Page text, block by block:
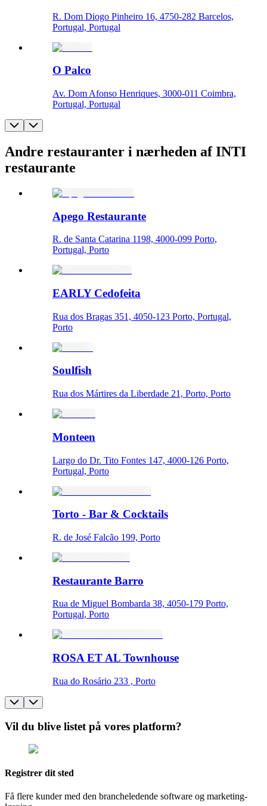
R. Dom Diogo Pinheiro 16, 4750-282 Barcelos,
Portugal, Portugal
O Palco
Av. Dom Afonso Henriques, 3000-011 Coimbra,
Portugal, Portugal
Andre restauranter i nærheden af INTI
restaurante
Apego Restaurante
R. de Santa Catarina 1198, 4000-099 Porto,
Portugal, Porto
EARLY Cedofeita
Rua dos Bragas 351, 4050-123 Porto, Portugal,
Porto
Soulfish
Rua dos Mártires da Liberdade 21, Porto, Porto
Monteen
Largo do Dr. Tito Fontes 147, 4000-126 Porto,
Portugal, Porto
Torto - Bar & Cocktails
R. de José Falcão 199, Porto
Restaurante Barro
Rua de Miguel Bombarda 38, 4050-179 Porto,
Portugal, Porto
ROSA ET AL Townhouse
Rua do Rosário 233 , Porto
Vil du blive listet på vores platform?
Registrer dit sted
Få flere kunder med den brancheledende software og marketing-